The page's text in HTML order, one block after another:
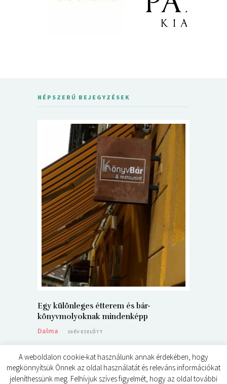
NÉPSZERŰ BEJEGYZÉSEK
Egy különleges étterem és bár-
könyvmolyoknak mindenképp
Dalma
10 ÉV EZELŐTT
A weboldalon cookie-kat használunk annak érdekében, hogy
megkönnyítsük Önnek az oldal használatát és releváns információkat
jeleníthessünk meg. Felhívjuk szíves figyelmét, hogy az oldal további